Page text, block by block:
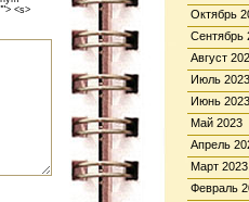
Октябрь
Сентябрь
Август
Июль 2023
Июнь 2023
Май 2023
Апрель
Март 2023
Февраль
<s>